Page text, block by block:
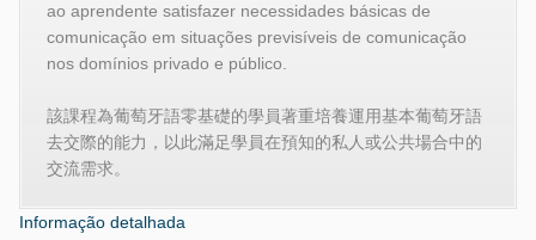
ao aprendente satisfazer necessidades básicas de
comunicação em situações previsíveis de comunicação
nos domínios privado e público.
該課程為葡萄牙語零基礎的學員著重培養運用基本葡萄牙語
去交際的能力，以此滿足學員在預知的私人或公共場合中的
交流需求。
Informação detalhada